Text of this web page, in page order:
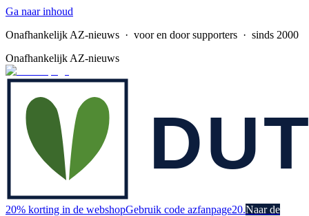
Ga naar inhoud
Onafhankelijk AZ-nieuws · voor en door supporters · sinds 2000
Onafhankelijk AZ-nieuws
20% korting in de webshopGebruik code azfanpage20.Naar de